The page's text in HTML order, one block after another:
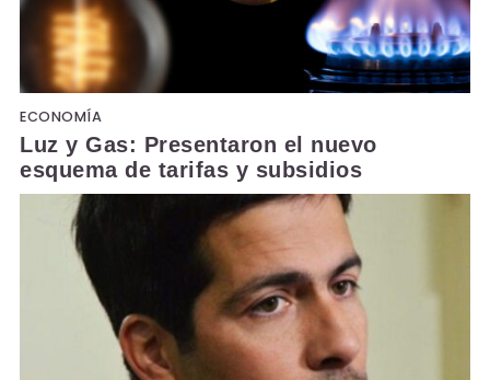
ECONOMÍA
Luz y Gas: Presentaron el nuevo
esquema de tarifas y subsidios